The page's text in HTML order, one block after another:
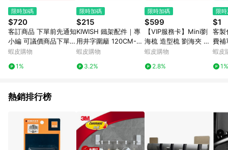
如顯示之商品規格、顏色、價位、贈品與東森購物ETMall銷售網
頁不符，以銷售網頁標示為準。 9. 若有贈點爭議，請務必於訂單
日期+180天以內至LINE購物客服洽詢；若超過180天(含)以上進
行申訴，恕無法贈點回饋。 10. 部分點數紅包僅限指定商品使
用，或不適用於無回饋商品。各點數紅包之適用商品與使用條件
請依點數紅包頁面規則為準。
限時加碼
$720
客訂商品 下單前先通知
小編 可議價商品下單處
活動特賣商品 寵物用品
蝦皮購物
1%
限時加碼
$215
KIWISH 鐵架配件｜專
用井字圍籬 120CM-1
片 側擋片 層架 防掉落
士架 (銀/黑)
蝦皮購物
3.2%
限時加碼
$599
【VIP服務卡】Mini劉
海梳 造型梳 劉海夾 售
後服務 優先發貨
蝦皮購物
2.8%
限
$1
客製
費補
直播
欄貓
蝦皮
1%
熱銷排行榜